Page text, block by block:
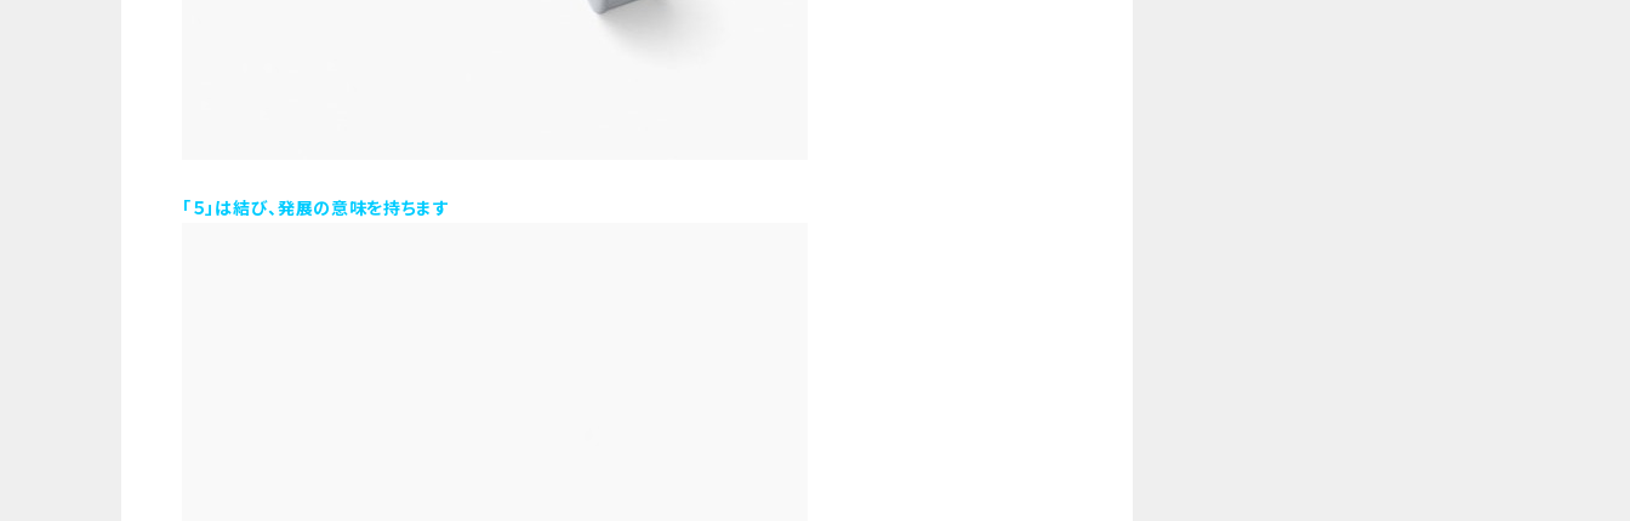
「５」は結び、発展の意味を持ちます